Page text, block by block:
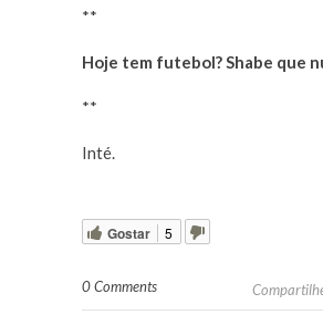
**
Hoje tem futebol? Shabe que
**
Inté.
Gostar 5
0 Comments